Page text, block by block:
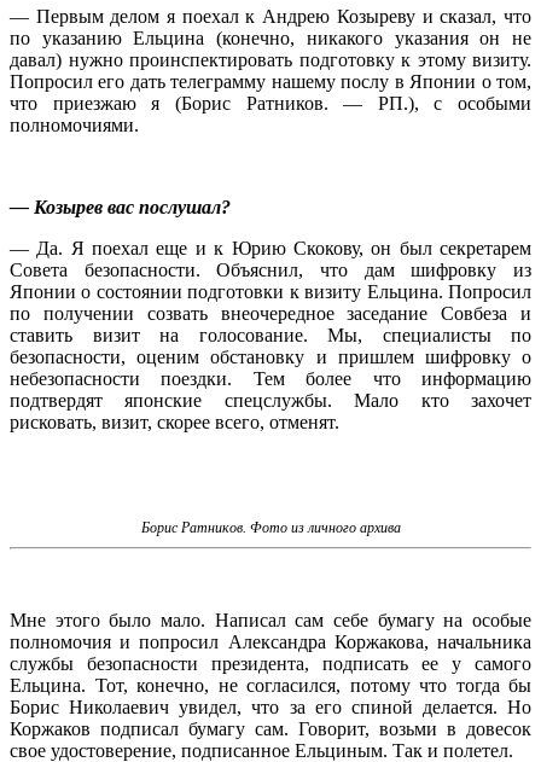
— Первым делом я поехал к Андрею Козыреву и сказал, что
по указанию Ельцина (конечно, никакого указания он не
давал) нужно проинспектировать подготовку к этому визиту.
Попросил его дать телеграмму нашему послу в Японии о том,
что приезжаю я (Борис Ратников. — РП.), с особыми
полномочиями.
— Козырев вас послушал?
— Да. Я поехал еще и к Юрию Скокову, он был секретарем
Совета безопасности. Объяснил, что дам шифровку из
Японии о состоянии подготовки к визиту Ельцина. Попросил
по получении созвать внеочередное заседание Совбеза и
ставить визит на голосование. Мы, специалисты по
безопасности, оценим обстановку и пришлем шифровку о
небезопасности поездки. Тем более что информацию
подтвердят японские спецслужбы. Мало кто захочет
рисковать, визит, скорее всего, отменят.
Борис Ратников. Фото из личного архива
Мне этого было мало. Написал сам себе бумагу на особые
полномочия и попросил Александра Коржакова, начальника
службы безопасности президента, подписать ее у самого
Ельцина. Тот, конечно, не согласился, потому что тогда бы
Борис Николаевич увидел, что за его спиной делается. Но
Коржаков подписал бумагу сам. Говорит, возьми в довесок
свое удостоверение, подписанное Ельциным. Так и полетел.